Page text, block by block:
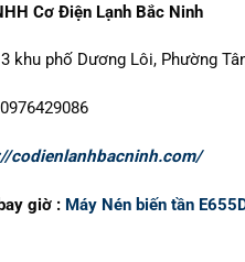
Cơ Điện Lạnh Bắc Ninh
khu phố Dương Lôi, Phường
0976429086
codienlanhbacninh.com/
giờ : Máy Nén biến tần